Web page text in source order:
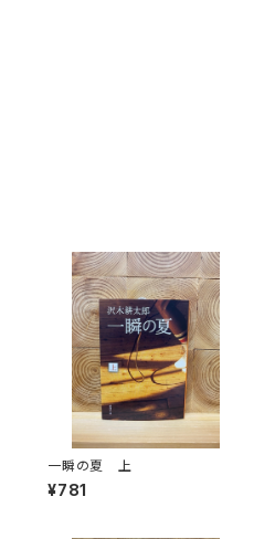
一瞬の夏 上
¥781